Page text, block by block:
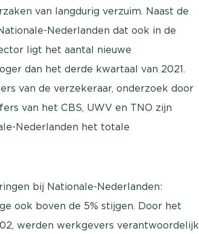
van langdurig verzuim. Naast de
Nederlanden dat ook in de
ligt het aantal nieuwe
dan het derde kwartaal van 2021.
van de verzekeraar, onderzoek door
van het CBS, UWV en TNO zijn
Nederlanden het totale
bij Nationale-Nederlanden:
ook boven de 5% stijgen. Door het
werden werkgevers verantwoordelijk